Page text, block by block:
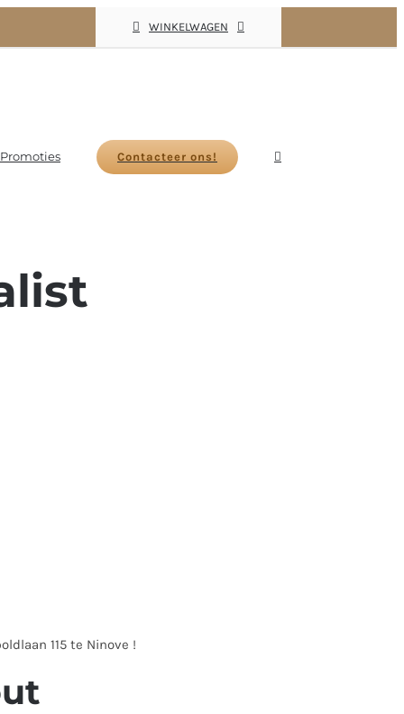
WINKELWAGEN
Promoties Contacteer ons!
115 te Ninove !